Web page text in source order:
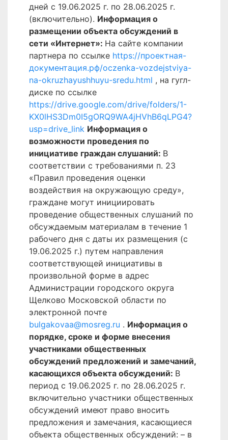
дней с 19.06.2025 г. по 28.06.2025 г.
(включительно). Информация о
размещении объекта обсуждений в
сети «Интернет»: На сайте компании
партнера по ссылке https://проектная-
документация.рф/oczenka-vozdejstviya-
na-okruzhayushhuyu-sredu.html , на гугл-
диске по ссылке
https://drive.google.com/drive/folders/1-
KX0lHS3Dm0I5gORQ9WA4jHVhB6qLPG4?
usp=drive_link Информация о
возможности проведения по
инициативе граждан слушаний: В
соответствии с требованиями п. 23
«Правил проведения оценки
воздействия на окружающую среду»,
граждане могут инициировать
проведение общественных слушаний по
обсуждаемым материалам в течение 1
рабочего дня с даты их размещения (с
19.06.2025 г.) путем направления
соответствующей инициативы в
произвольной форме в адрес
Администрации городского округа
Щелково Московской области по
электронной почте
bulgakovaa@mosreg.ru . Информация о
порядке, сроке и форме внесения
участниками общественных
обсуждений предложений и замечаний,
касающихся объекта обсуждений: В
период с 19.06.2025 г. по 28.06.2025 г.
включительно участники общественных
обсуждений имеют право вносить
предложения и замечания, касающиеся
объекта общественных обсуждений: – в